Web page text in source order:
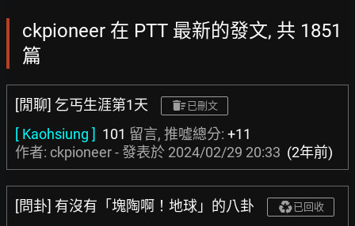
ckpioneer 在 PTT 最新的發文, 共 1851
篇
[閒聊] 乞丐生涯第1天 已刪文
[ Kaohsiung ] 101 留言, 推噓總分: +11
作者: ckpioneer - 發表於 2024/02/29 20:33 (2年前)
[問卦] 有沒有「塊陶啊！地球」的八卦 已回收